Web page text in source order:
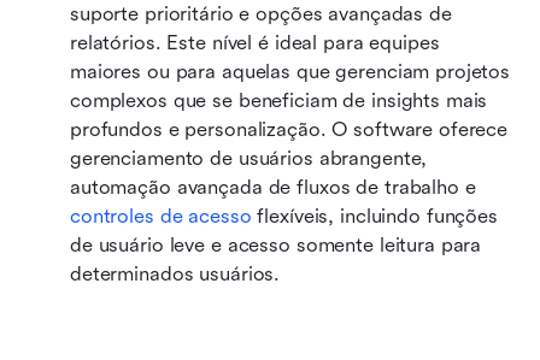
suporte prioritário e opções avançadas de
relatórios. Este nível é ideal para equipes
maiores ou para aquelas que gerenciam projetos
complexos que se beneficiam de insights mais
profundos e personalização. O software oferece
gerenciamento de usuários abrangente,
automação avançada de fluxos de trabalho e
controles de acesso flexíveis, incluindo funções
de usuário leve e acesso somente leitura para
determinados usuários.